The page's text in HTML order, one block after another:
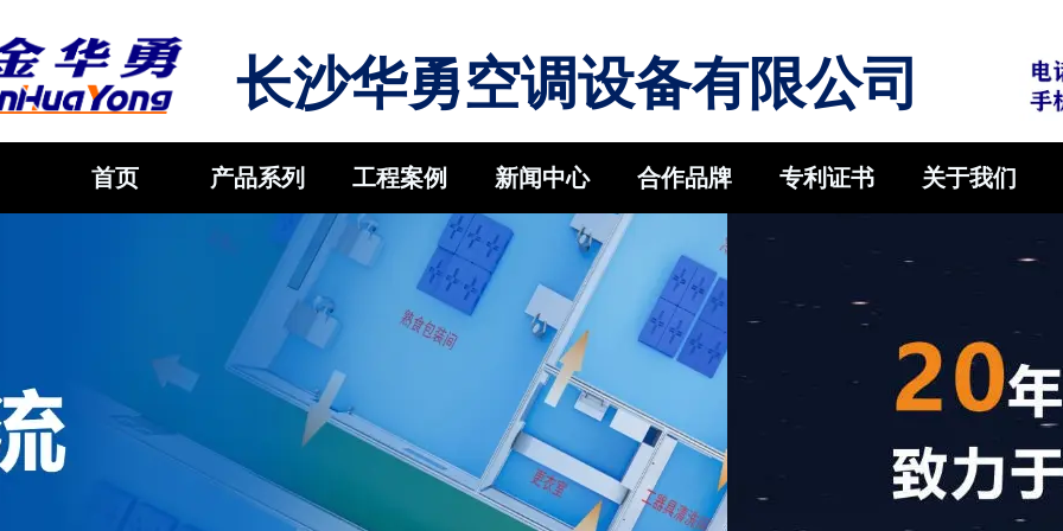
长沙华勇空调设备有限公司
首页 产品系列 工程案例 新闻中心 合作品牌 专利证书 关于我们